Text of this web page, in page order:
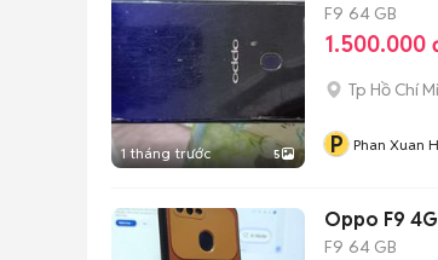
1 tháng trước 5
F9 64 GB
1.500.000
Tp Hồ Chí
P Phan Xuan
Oppo F9
F9 64 GB